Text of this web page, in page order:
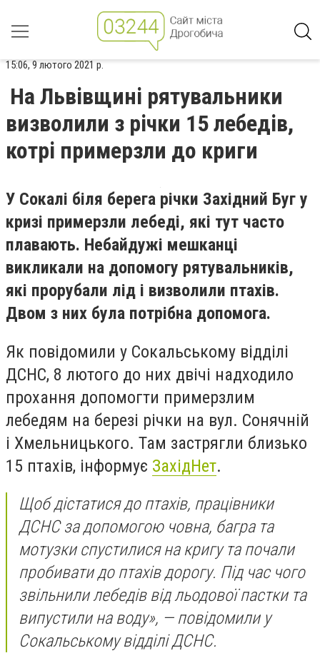
15:06, 9 лютого 2021 р.
На Львівщині рятувальники
визволили з річки 15 лебедів,
котрі примерзли до криги
У Сокалі біля берега річки Західний Буг у
кризі примерзли лебеді, які тут часто
плавають. Небайдужі мешканці
викликали на допомогу рятувальників,
які прорубали лід і визволили птахів.
Двом з них була потрібна допомога.
Як повідомили у Сокальському відділі
ДСНС, 8 лютого до них двічі надходило
прохання допомогти примерзлим
лебедям на березі річки на вул. Сонячній
і Хмельницького. Там застрягли близько
15 птахів, інформує ЗахідНет.
Щоб дістатися до птахів, працівники
ДСНС за допомогою човна, багра та
мотузки спустилися на кригу та почали
пробивати до птахів дорогу. Під час чого
звільнили лебедів від льодової пастки та
випустили на воду», — повідомили у
Сокальському відділі ДСНС.